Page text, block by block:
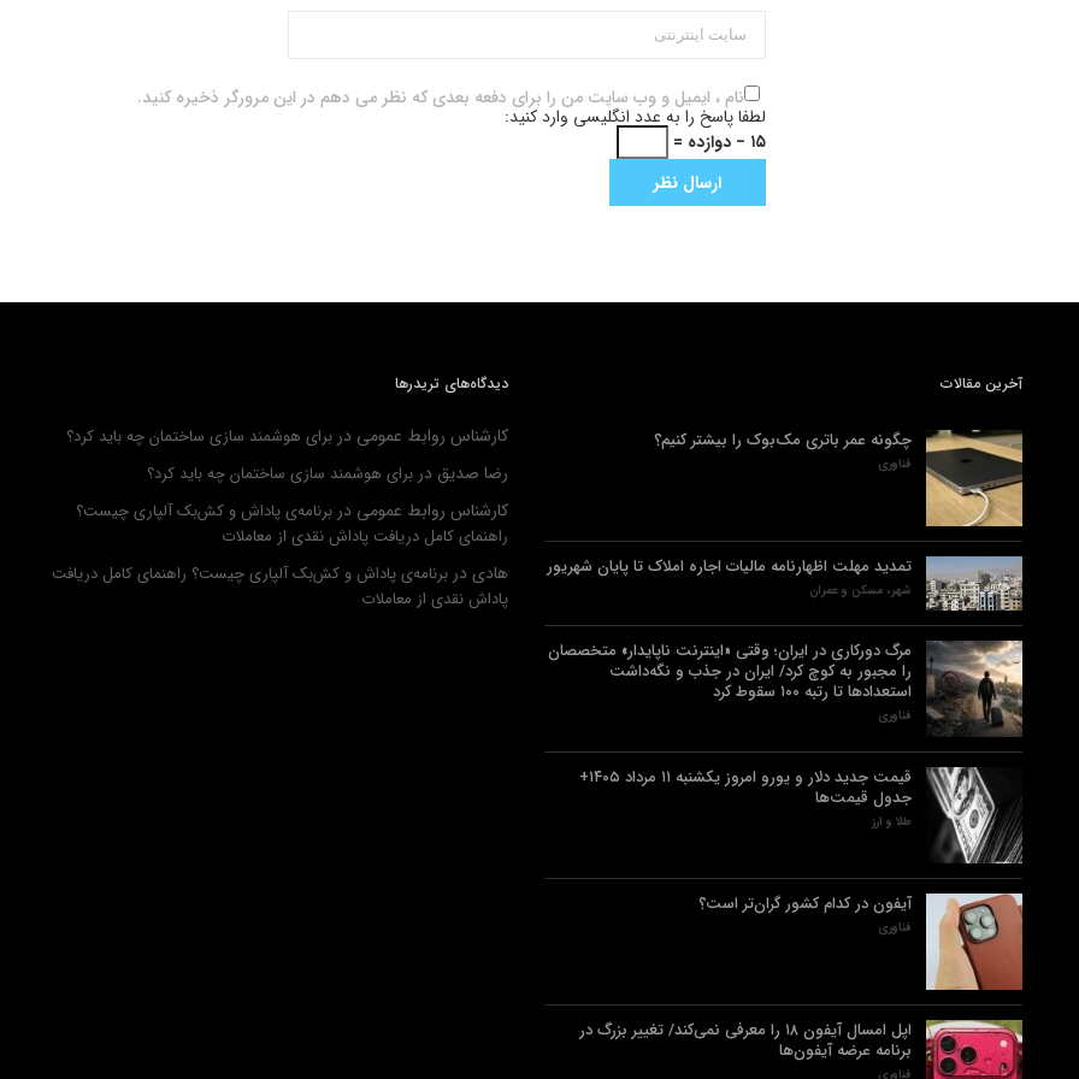
نام ، ایمیل و وب سایت من را برای دفعه بعدی که نظر می دهم در این مرورگر ذخیره کنید.
لطفا پاسخ را به عدد انگلیسی وارد کنید:
۱۵ − دوازده =
آخرین مقالات
چگونه عمر باتری مک‌بوک را بیشتر کنیم؟
فناوری
تمدید مهلت اظهارنامه مالیات اجاره املاک تا پایان شهریور
شهر، مسکن و عمران
مرگ دورکاری در ایران؛ وقتی «اینترنت ناپایدار» متخصصان
را مجبور به کوچ کرد/ ایران در جذب و نگه‌داشت
استعدادها تا رتبه ۱۰۰ سقوط کرد
فناوری
قیمت جدید دلار و یورو امروز یکشنبه ۱۱ مرداد ۱۴۰۵+
جدول قیمت‌ها
طلا و ارز
آیفون در کدام کشور گران‌تر است؟
فناوری
اپل امسال آیفون ۱۸ را معرفی نمی‌کند/ تغییر بزرگ در
برنامه عرضه آیفون‌ها
فناوری
دیدگاه‌های تریدرها
کارشناس روابط عمومی دربرای هوشمند سازی ساختمان چه باید کرد؟
رضا صدیق دربرای هوشمند سازی ساختمان چه باید کرد؟
کارشناس روابط عمومی دربرنامه‌ی پاداش و کش‌بک آلپاری چیست؟
راهنمای کامل دریافت پاداش نقدی از معاملات
هادیدربرنامه‌ی پاداش و کش‌بک آلپاری چیست؟ راهنمای کامل دریافت
پاداش نقدی از معاملات